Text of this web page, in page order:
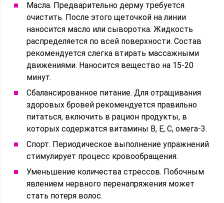
Масла. Предварительно дерму требуется
очистить. После этого щеточкой на линии
наносится масло или сыворотка. Жидкость
распределяется по всей поверхности. Состав
рекомендуется слегка втирать массажными
движениями. Наносится вещество на 15-20
минут.
Сбалансированное питание. Для отращивания
здоровых бровей рекомендуется правильно
питаться, включить в рацион продукты, в
которых содержатся витамины В, Е, С, омега-3.
Спорт. Периодическое выполнение упражнений
стимулирует процесс кровообращения.
Уменьшение количества стрессов. Побочным
явлением нервного перенапряжения может
стать потеря волос.